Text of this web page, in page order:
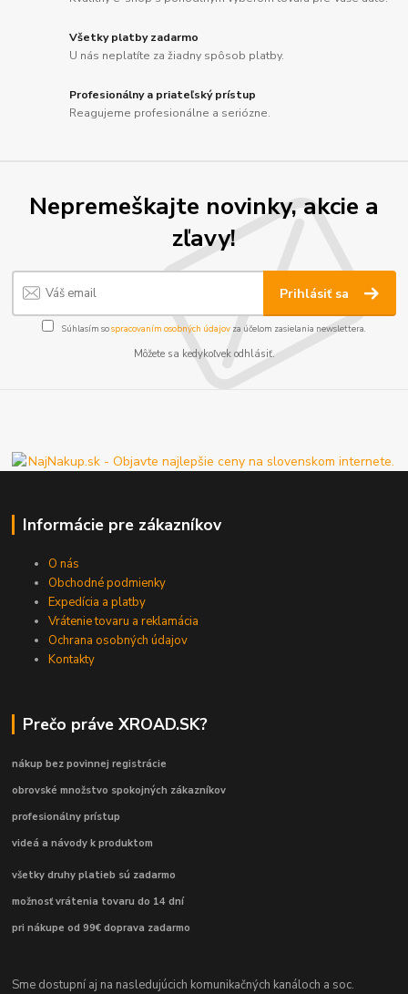
Všetky platby zadarmo
U nás neplatíte za žiadny spôsob platby.
Profesionálny a priateľský prístup
Reagujeme profesionálne a seriózne.
Nepremeškajte novinky, akcie a
zľavy!
Prihlásiť sa
Súhlasím sospracovaním osobných údajov za účelom zasielania newslettera.
Môžete sa kedykoľvek odhlásiť.
Informácie pre zákazníkov
O nás
Obchodné podmienky
Expedícia a platby
Vrátenie tovaru a reklamácia
Ochrana osobných údajov
Kontakty
Prečo práve XROAD.SK?
nákup bez povinnej registrácie
obrovské množstvo spokojných zákazníkov
profesionálny prístup
videá a návody k produktom
všetky druhy platieb sú zadarmo
možnosť vrátenia tovaru do 14 dní
pri nákupe od 99€ doprava zadarmo
Sme dostupní aj na nasledujúcich komunikačných kanáloch a soc.